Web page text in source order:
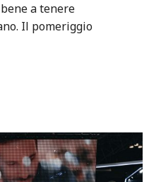
a tenere
Il pomeriggio